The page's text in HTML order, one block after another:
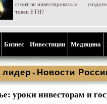
стоит ли инвестировать в
токен ETH?
Бизнес Инвестиции Медицина
» Новости
уроки инвесторам и